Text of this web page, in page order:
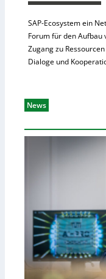
SAP-Ecosystem ein
Forum für den Aufbau
Zugang zu
Dialoge und
News